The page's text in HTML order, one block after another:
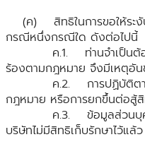
(ค) สิทธิในการขอให้ระงั
กรณีหนึ่งกรณีใด ดังต่อไปนี้
ค.1. ท่านจำเป็นต้องใ
ร้องตามกฎหมาย จึงมีเหตุอั
ค.2. การปฏิบัติตามหรื
กฎหมาย หรือการยกขึ้นต่อสู้
ค.3. ข้อมูลส่วนบุคคล
บริษัทไม่มีสิทธิเก็บรักษาไว้แล้ว